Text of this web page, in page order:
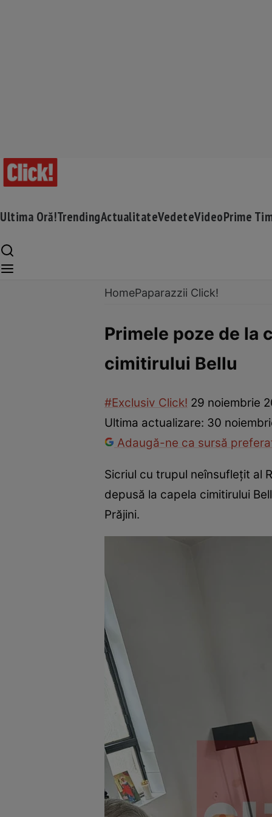
Ultima Oră!TrendingActualitateVedeteVideoPrime
HomePaparazzii Click!
Primele poze de la
cimitirului Bellu
#Exclusiv Click! 29 noiembrie
Ultima actualizare: 30
Adaugă-ne ca sursă
Sicriul cu trupul neînsuflețit al
depusă la capela cimitirului
Prăjini.